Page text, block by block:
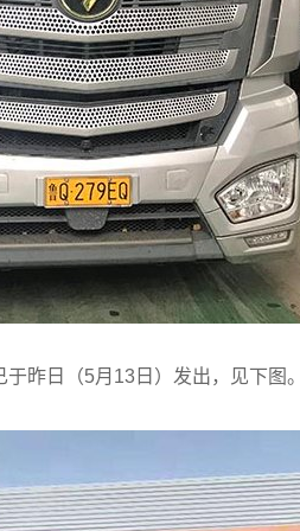
于昨日（5月13日）发出，见下图